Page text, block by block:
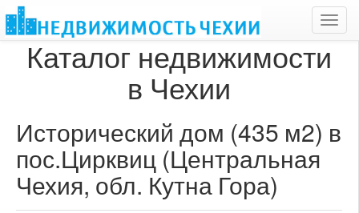
Каталог недвижимости
в Чехии
Исторический дом (435 м2) в
пос.Цирквиц (Центральная
Чехия, обл. Кутна Гора)